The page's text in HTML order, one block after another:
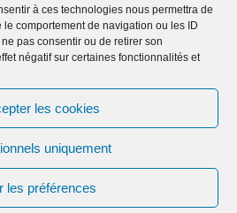
à ces technologies nous permettra de
comportement de navigation ou les ID
pas consentir ou de retirer son
négatif sur certaines fonctionnalités et
les cookies
uniquement
les préférences
de cookies
J’accepte
Next Article